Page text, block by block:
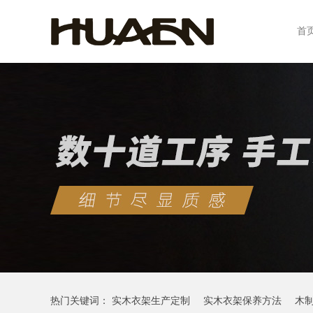
首
热门关键词： 实木衣架生产定制 实木衣架保养方法 木